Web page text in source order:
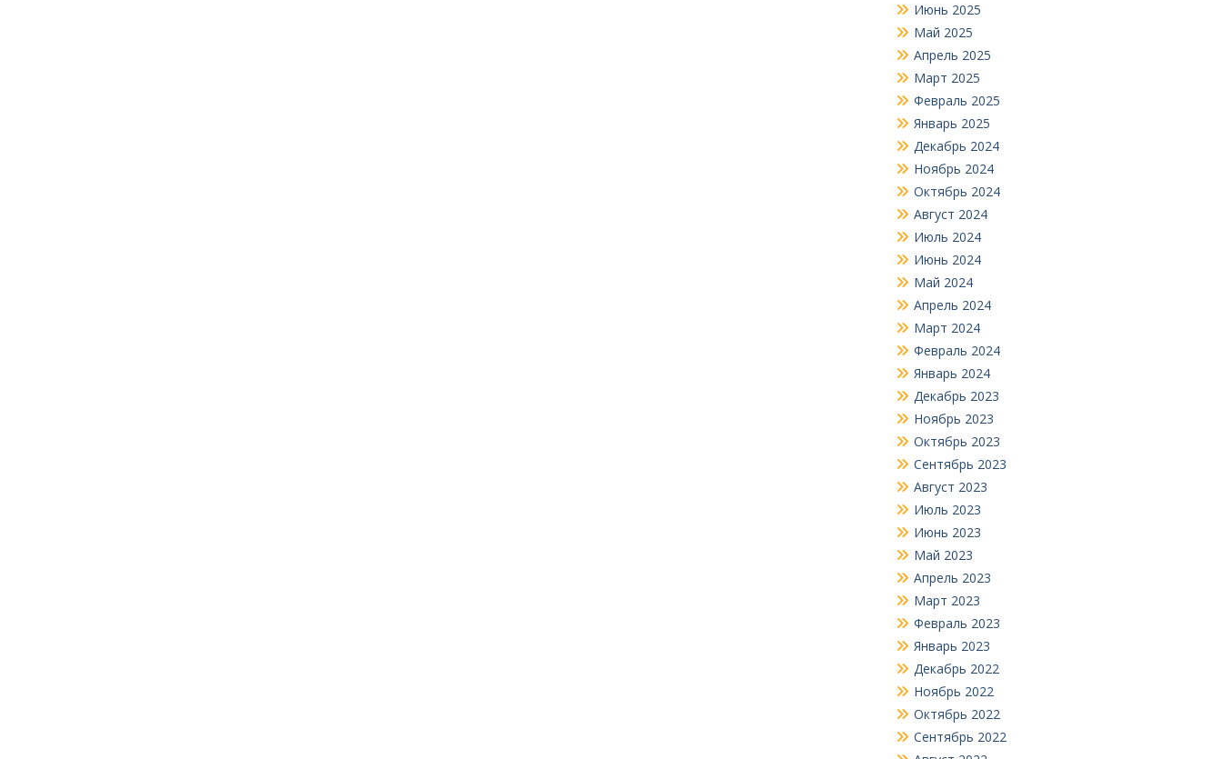
Июнь 2025
Май 2025
Апрель 2025
Март 2025
Февраль 2025
Январь 2025
Декабрь 2024
Ноябрь 2024
Октябрь 2024
Август 2024
Июль 2024
Июнь 2024
Май 2024
Апрель 2024
Март 2024
Февраль 2024
Январь 2024
Декабрь 2023
Ноябрь 2023
Октябрь 2023
Сентябрь 2023
Август 2023
Июль 2023
Июнь 2023
Май 2023
Апрель 2023
Март 2023
Февраль 2023
Январь 2023
Декабрь 2022
Ноябрь 2022
Октябрь 2022
Сентябрь 2022